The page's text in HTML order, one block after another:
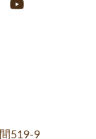
519-9